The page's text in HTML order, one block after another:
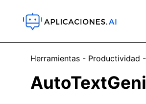
Herramientas - Productividad -